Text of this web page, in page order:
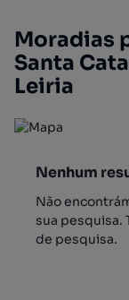
Moradias
Santa
Leiria
Nenhum
Não
sua pesquisa.
de pesquisa.